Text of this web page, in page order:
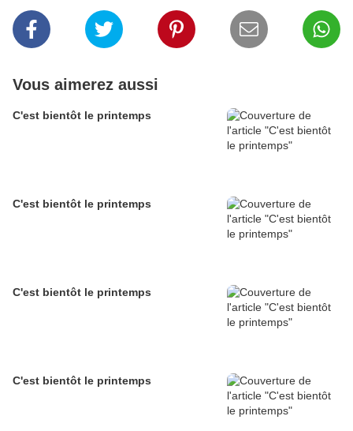
Vous aimerez aussi
C'est bientôt le printemps
C'est bientôt le printemps
C'est bientôt le printemps
C'est bientôt le printemps